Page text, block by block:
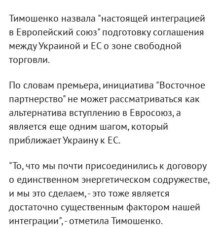
Тимошенко назвала "настоящей интеграцией
в Европейский союз" подготовку соглашения
между Украиной и ЕС о зоне свободной
торговли.
По словам премьера, инициатива "Восточное
партнерство" не может рассматриваться как
альтернатива вступлению в Евросоюз, а
является еще одним шагом, который
приближает Украину к ЕС.
"То, что мы почти присоединились к договору
о единственном энергетическом содружестве,
и мы это сделаем, - это тоже является
достаточно существенным фактором нашей
интеграции", - отметила Тимошенко.